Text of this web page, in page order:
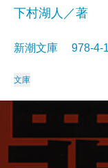
下村湖人／著
新潮文庫 978-4-
文庫